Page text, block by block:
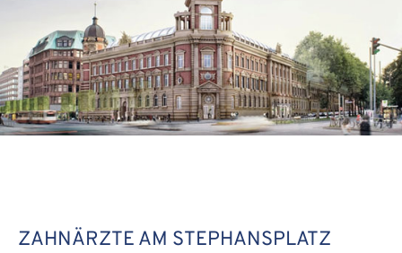
ZAHNÄRZTE AM STEPHANSPLATZ